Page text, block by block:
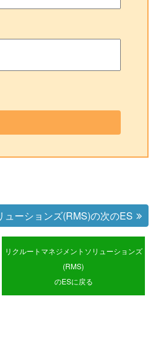
ューションズ(RMS)の次のES
リクルートマネジメントソリューションズ
(RMS)
のESに戻る